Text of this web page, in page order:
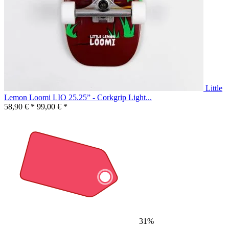
Little
Lemon Loomi LIO 25.25” - Corkgrip Light...
58,90 € * 99,00 € *
31%